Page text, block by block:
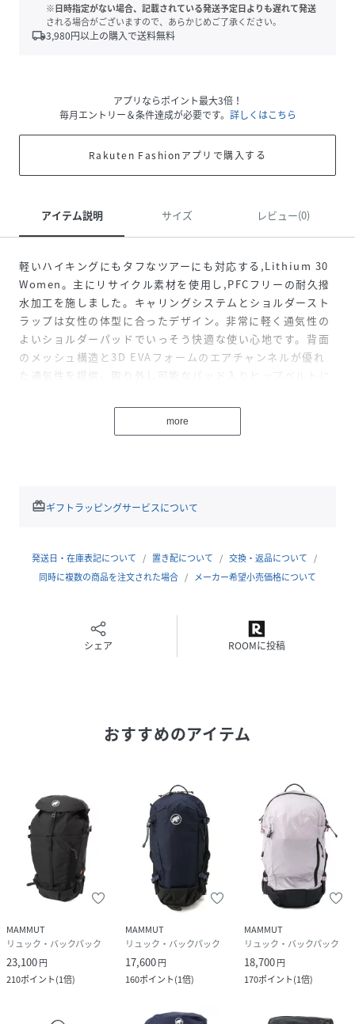
※日時指定がない場合、記載されている発送予定日よりも遅れて発送
される場合がございますので、あらかじめご了承ください。
local_shipping3,980円以上の購入で送料無料
アプリならポイント最大3倍！
毎月エントリー＆条件達成が必要です。 詳しくはこちら
Rakuten Fashionアプリで購入する
アイテム説明 サイズ レビュー(0)
軽いハイキングにもタフなツアーにも対応する,Lithium 30
Women。主にリサイクル素材を使用し,PFCフリーの耐久撥
水加工を施しました。キャリングシステムとショルダースト
ラップは女性の体型に合ったデザイン。非常に軽く通気性の
よいショルダーパッドでいっそう快適な使い心地です。背面
のメッシュ構造と3D EVAフォームのエアチャンネルが優れ
た通気性を提供。取り外し可能なパッド入りヒップベルトに
ています。一体型レインカバーも同様に取り外しができま
す。Lithium 30 Womenはハイドレーションシステムに対
• 縫製パターン: Basic
• 重量: 910 g
特徴
• ポールキャリア
• ヒップベルトに折り畳み式携帯電話用ポケット
• ハイドレーション システム対応
• 前に引くタイプのヒップベルト調節
• 超軽量で通気性に非常に優れたEVAパッド
• 3-D EVAフォームとエアチャンネルにより背中の通気性を
確保
• サイド コンプレッション ストラップ
原産国 ベトナム
サイズ 30L
FA5375_2530
more
redeemギフトラッピングサービスについて
発送日・在庫表記について 置き配について
交換・返品について
同時に複数の商品を注文された場合
メーカー希望小売価格について
シェア ROOMに投稿
おすすめのアイテム
MAMMUT
リュック・バックパック
23,100円
210ポイント(1倍)
MAMMUT
リュック・バックパック
17,600円
160ポイント(1倍)
MAMMUT
リュック・バックパック
18,700円
170ポイント(1倍)